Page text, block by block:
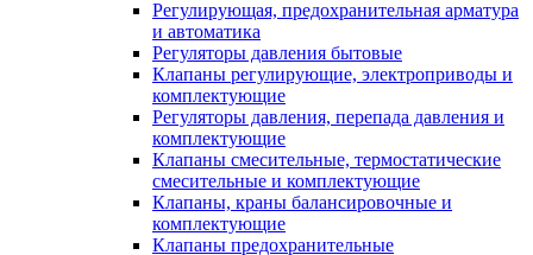
Регулирующая, предохранительная арматура
и автоматика
Регуляторы давления бытовые
Клапаны регулирующие, электроприводы и
комплектующие
Регуляторы давления, перепада давления и
комплектующие
Клапаны смесительные, термостатические
смесительные и комплектующие
Клапаны, краны балансировочные и
комплектующие
Клапаны предохранительные